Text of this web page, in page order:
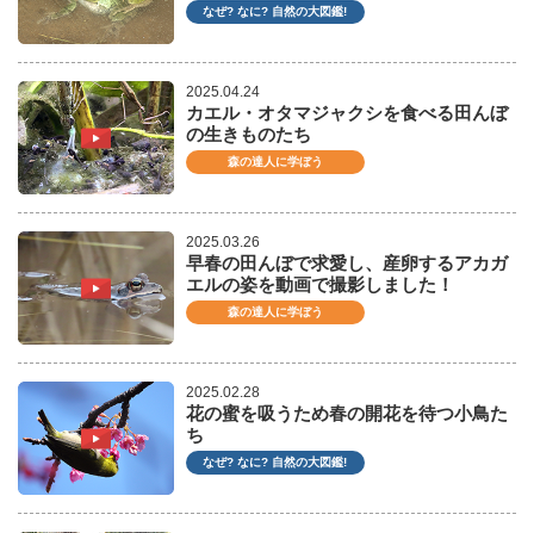
なぜ? なに? 自然の大図鑑!
2025.04.24
カエル・オタマジャクシを食べる田んぼ
の生きものたち
森の達人に学ぼう
2025.03.26
早春の田んぼで求愛し、産卵するアカガ
エルの姿を動画で撮影しました！
森の達人に学ぼう
2025.02.28
花の蜜を吸うため春の開花を待つ小鳥た
ち
なぜ? なに? 自然の大図鑑!